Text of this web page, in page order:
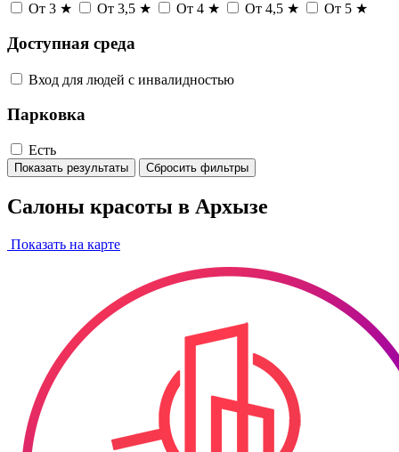
От 3 ★ От 3,5 ★ От 4 ★ От 4,5 ★ От 5 ★
Доступная среда
Вход для людей с инвалидностью
Парковка
Есть
Показать результаты Сбросить фильтры
Салоны красоты в Архызе
Показать на карте